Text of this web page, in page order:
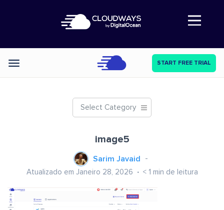
Abre a navegação
Categories START FREE TRIAL
Select Category
image5
Sarim Javaid
Atualizado em Janeiro 28, 2026 < 1 min de leitura